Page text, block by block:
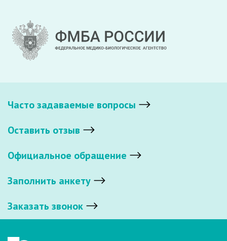
Часто задаваемые вопросы
Оставить отзыв
Официальное обращение
Заполнить анкету
Заказать звонок